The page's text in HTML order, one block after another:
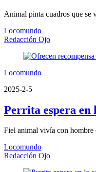
Animal pinta cuadros que se
Locomundo
Redacción Ojo
Locomundo
2025-2-5
Perrita espera en
Fiel animal vivía con hombre
Locomundo
Redacción Ojo